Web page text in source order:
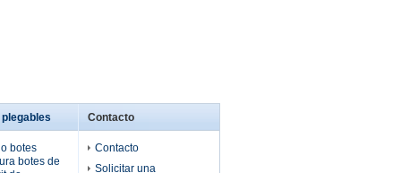
botes
botes de
Contacto
Contacto
Solicitar una